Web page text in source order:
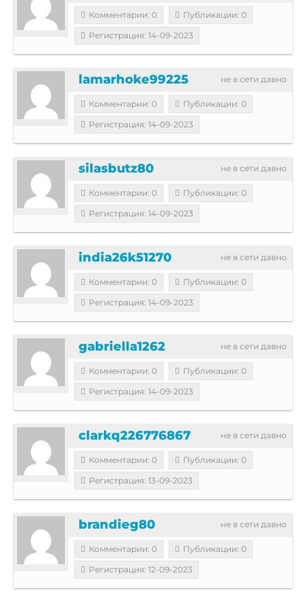
Комментарии: 0
Публикации: 0
Регистрация: 14-09-2023
не в сети давно
lamarhoke99225
Комментарии: 0
Публикации: 0
Регистрация: 14-09-2023
не в сети давно
silasbutz80
Комментарии: 0
Публикации: 0
Регистрация: 14-09-2023
не в сети давно
india26k51270
Комментарии: 0
Публикации: 0
Регистрация: 14-09-2023
не в сети давно
gabriella1262
Комментарии: 0
Публикации: 0
Регистрация: 14-09-2023
не в сети давно
clarkq226776867
Комментарии: 0
Публикации: 0
Регистрация: 13-09-2023
не в сети давно
brandieg80
Комментарии: 0
Публикации: 0
Регистрация: 12-09-2023